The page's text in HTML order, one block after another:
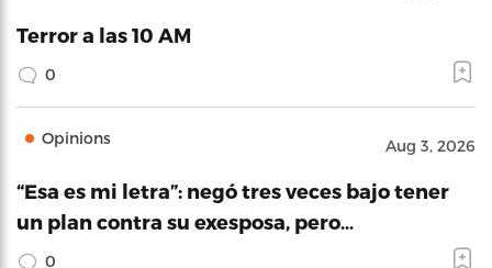
Terror a las 10 AM
0
Opinions Aug 3, 2026
“Esa es mi letra”: negó tres veces bajo tener
un plan contra su exesposa, pero…
0